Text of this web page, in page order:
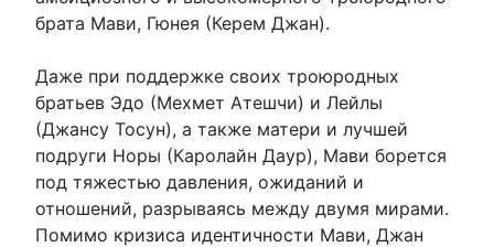
брата Мави, Гюнея (Керем Джан).
Даже при поддержке своих троюродных
братьев Эдо (Мехмет Атешчи) и Лейлы
(Джансу Тосун), а также матери и лучшей
подруги Норы (Каролайн Даур), Мави борется
под тяжестью давления, ожиданий и
отношений, разрываясь между двумя мирами.
Помимо кризиса идентичности Мави, Джан